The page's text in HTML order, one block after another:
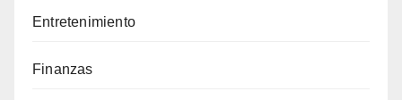
Entretenimiento
Finanzas